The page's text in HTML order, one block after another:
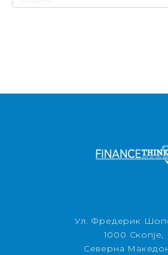
Ул. Фредерик
1000 Скопје,
Северна